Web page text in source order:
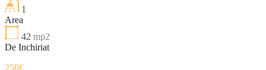
1
Area
42 mp2
De Inchiriat
250€